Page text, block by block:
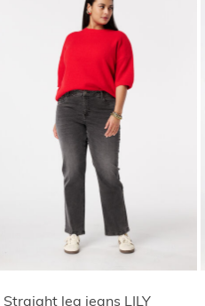
Straight leg jeans LILY